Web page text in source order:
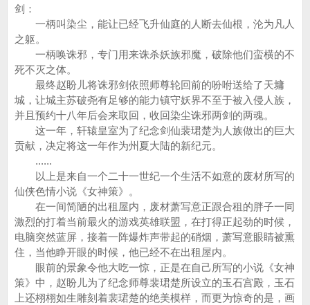
剑：
一柄叫染尘，能让已经飞升仙庭的人断去仙根，沦为凡人
之躯。
一柄唤诛邪，专门用来诛杀妖族邪魔，破除他们蛮横的不
死不灭之体。
最终赵盼儿将诛邪剑依照师尊轮回前的吩咐送给了天墉
城，让城主苏破尧有足够的能力镇守妖界不至于被入侵人族，
并且预约十八年后会来取回，收回染尘诛邪两剑的两魂。
这一年，轩辕皇室为了纪念剑仙裴珺楚为人族做出的巨大
贡献，决定将这一年作为州夏大陆的新纪元。
......
以上是来自一个二十一世纪一个生活不如意的废材所写的
仙侠色情小说《女神策》。
在一间简陋的出租屋内，废材萧写意正跟合租的胖子一同
激烈的打着当前最火的游戏英雄联盟，在打得正起劲的时候，
电脑突然蓝屏，接着一阵爆炸声带起的硝烟，萧写意眼睛被熏
住，当他睁开眼的时候，他已经不在出租屋内。
眼前的景象令他大吃一惊，正是在自己所写的小说《女神
策》中，赵盼儿为了纪念师尊裴珺楚所设立的玉石宫殿，玉石
上还栩栩如生雕刻着裴珺楚的绝美模样，而更为惊奇的是，画